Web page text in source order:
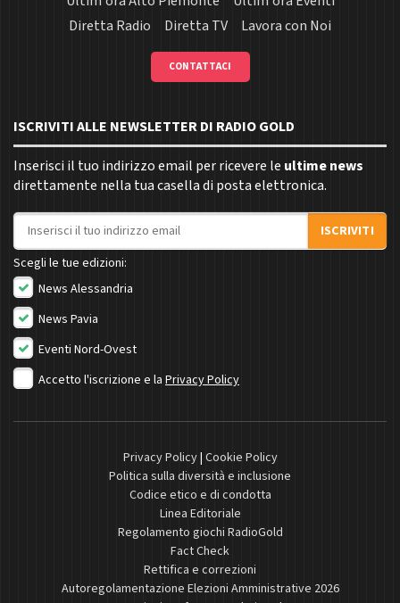
Diretta Radio
Diretta TV Lavora con Noi
CONTATTACI
ISCRIVITI ALLE NEWSLETTER DI RADIO GOLD
Inserisci il tuo indirizzo email per ricevere le ultime news
direttamente nella tua casella di posta elettronica.
Indirizzo email
ISCRIVITI
Scegli le tue edizioni:
News Alessandria
News Pavia
Eventi Nord-Ovest
Accetto l'iscrizione e la Privacy Policy
Privacy Policy| Cookie Policy
Politica sulla diversità e inclusione
Codice etico e di condotta
Linea Editoriale
Regolamento giochi RadioGold
Fact Check
Rettifica e correzioni
Autoregolamentazione Elezioni Amministrative 2026